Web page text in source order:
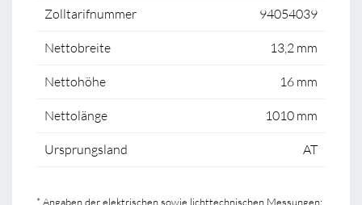
Zolltarifnummer 94054039
Nettobreite 13,2 mm
Nettohöhe 16 mm
Nettolänge 1010 mm
Ursprungsland AT
* Angaben der elektrischen sowie lichttechnischen Messungen: